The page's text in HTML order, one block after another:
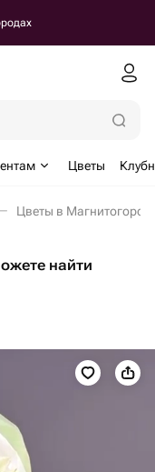
Цветы
Цветы в Магнитогорске
найти